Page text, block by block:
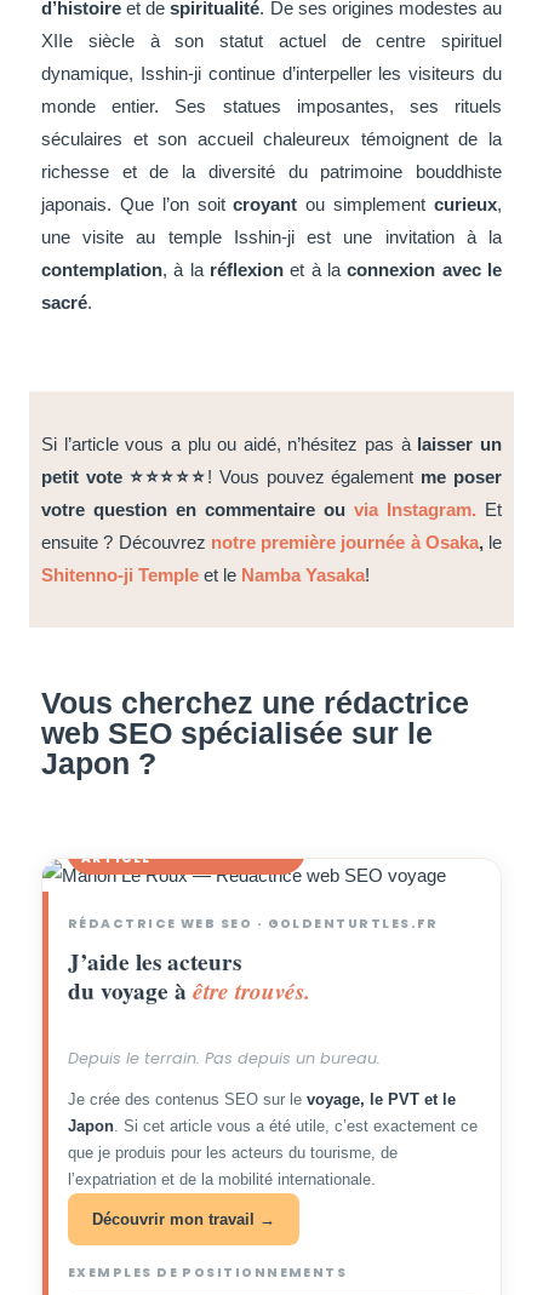
d’histoire et despiritualité. De ses origines modestes au
XIIe siècle à son statut actuel de centre spirituel
dynamique, Isshin-jicontinue d’interpeller les visiteurs du
monde entier. Ses statues imposantes, ses rituels
séculaires et son accueil chaleureux témoignent de la
richesse et de la diversité du patrimoine bouddhiste
japonais. Que l’on soitcroyant ou simplementcurieux,
une visite au temple Isshin-jiest une invitation à la
contemplation, à la réflexion et à laconnexion avec le
sacré.
Si l’article vous a plu ou aidé, n’hésitez pas à laisser un
petit vote ⭐⭐⭐⭐⭐! Vous pouvez également me poser
votre question en commentaire ou via Instagram. Et
ensuite ? Découvrez notre première journée à Osaka, le
Shitenno-ji Temple et le Namba Yasaka!
Vous cherchez une rédactrice
web SEO spécialisée sur le
Japon ?
ARTICLE
Goldenturtles.fr
RÉDACTRICE WEB SEO · GOLDENTURTLES.FR
J’aide les acteurs
du voyage à être trouvés.
Depuis le terrain. Pas depuis un bureau.
Je crée des contenus SEO sur le voyage, le PVT et le
Japon . Si cet article vous a été utile, c’est exactement ce
que je produis pour les acteurs du tourisme, de
l’expatriation et de la mobilité internationale.
Découvrir mon travail →
EXEMPLES DE POSITIONNEMENTS